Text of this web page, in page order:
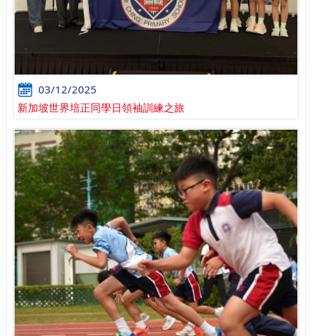
03/12/2025
新加坡世界培正同學日領袖訓練之旅